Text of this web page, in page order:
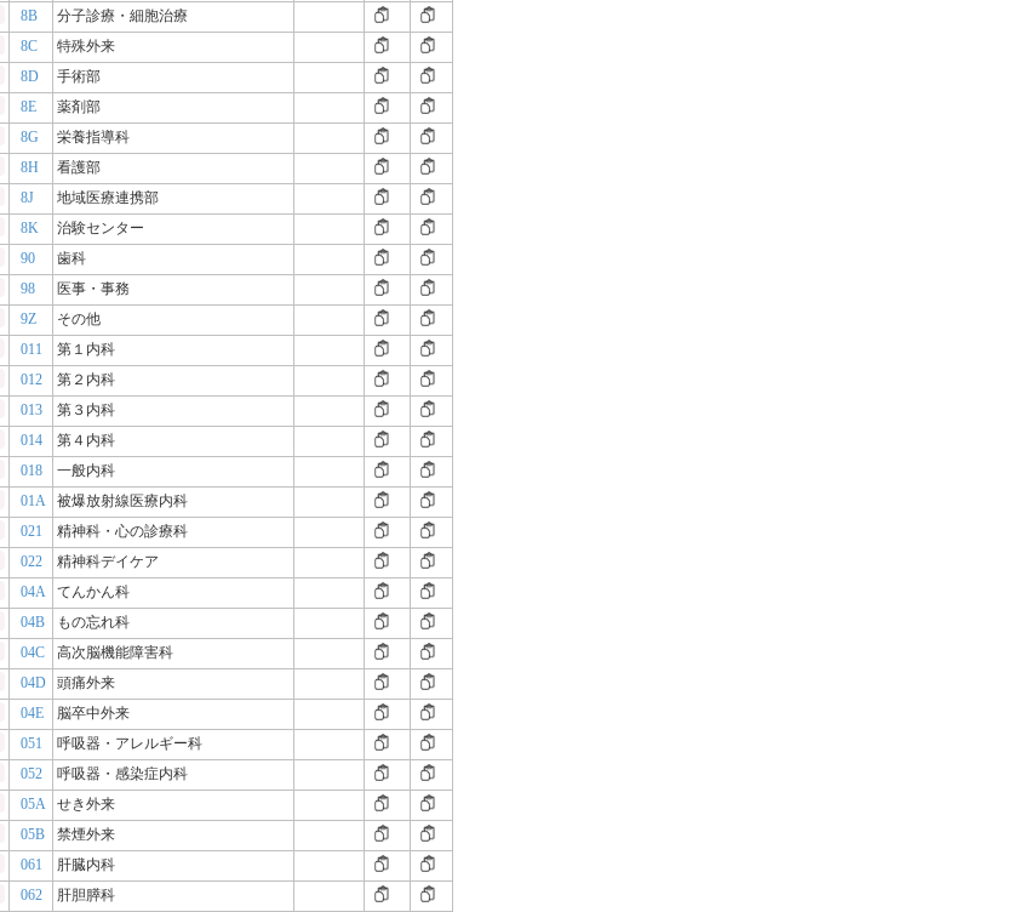
8B
分子診療・細胞治療
8C
特殊外来
8D
手術部
8E
薬剤部
8G
栄養指導科
8H
看護部
8J
地域医療連携部
8K
治験センター
90
歯科
98
医事・事務
9Z
その他
011
第１内科
012
第２内科
013
第３内科
014
第４内科
018
一般内科
01A
被爆放射線医療内科
021
精神科・心の診療科
022
精神科デイケア
04A
てんかん科
04B
もの忘れ科
04C
高次脳機能障害科
04D
頭痛外来
04E
脳卒中外来
051
呼吸器・アレルギー科
052
呼吸器・感染症内科
05A
せき外来
05B
禁煙外来
061
肝臓内科
062 肝胆膵科